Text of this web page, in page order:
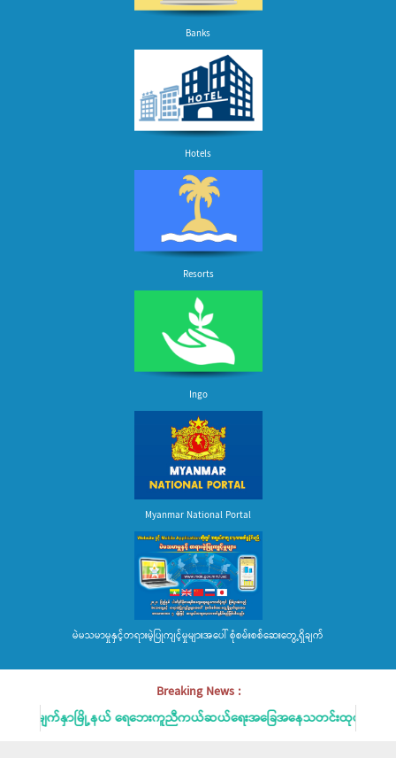
Banks
Hotels
Resorts
Ingo
Myanmar National Portal
မဲမသမာမှုနှင့်တရားမဲ့ပြုကျင့်မှုများအပေါ် စုံစမ်းစစ်ဆေးတွေ့ရှိချက်
Breaking News :
းမျက်နှာမြို့နယ် ရေဘေးကူညီကယ်ဆယ်ရေးအခြေအနေသတင်းထုတ်ပြန်ခြင်း